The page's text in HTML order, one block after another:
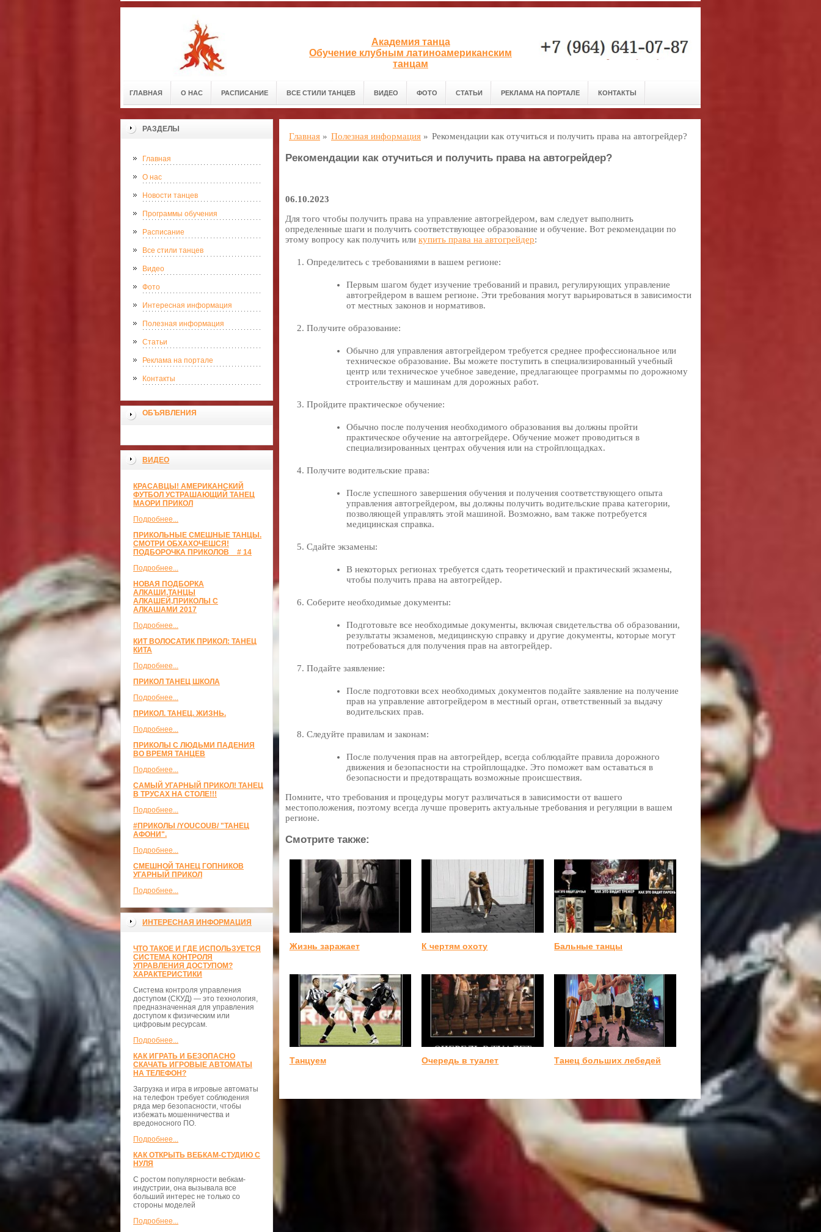
Академия танца
Обучение клубным латиноамериканским
танцам
ГЛАВНАЯ О НАС РАСПИСАНИЕ ВСЕ СТИЛИ ТАНЦЕВ ВИДЕО ФОТО СТАТЬИ РЕКЛАМА НА ПОРТАЛЕ КОНТАКТЫ
РАЗДЕЛЫ
Главная
О нас
Новости танцев
Программы обучения
Расписание
Все стили танцев
Видео
Фото
Интересная информация
Полезная информация
Статьи
Реклама на портале
Контакты
ОБЪЯВЛЕНИЯ
ВИДЕО
КРАСАВЦЫ! АМЕРИКАНСКИЙ
ФУТБОЛ УСТРАШАЮЩИЙ ТАНЕЦ
МАОРИ ПРИКОЛ
Подробнее...
ПРИКОЛЬНЫЕ СМЕШНЫЕ ТАНЦЫ.
СМОТРИ ОБХАХОЧЕШСЯ!
ПОДБОРОЧКА ПРИКОЛОВ _ # 14
Подробнее...
НОВАЯ ПОДБОРКА
АЛКАШИ,ТАНЦЫ
АЛКАШЕЙ,ПРИКОЛЫ С
АЛКАШАМИ 2017
Подробнее...
КИТ ВОЛОСАТИК ПРИКОЛ: ТАНЕЦ
КИТА
Подробнее...
ПРИКОЛ ТАНЕЦ ШКОЛА
Подробнее...
ПРИКОЛ. ТАНЕЦ. ЖИЗНЬ.
Подробнее...
ПРИКОЛЫ С ЛЮДЬМИ ПАДЕНИЯ
ВО ВРЕМЯ ТАНЦЕВ
Подробнее...
САМЫЙ УГАРНЫЙ ПРИКОЛ! ТАНЕЦ
В ТРУСАХ НА СТОЛЕ!!!
Подробнее...
#ПРИКОЛЫ /YOUCOUB/ "ТАНЕЦ
АФОНИ".
Подробнее...
СМЕШНОЙ ТАНЕЦ ГОПНИКОВ
УГАРНЫЙ ПРИКОЛ
Подробнее...
ИНТЕРЕСНАЯ ИНФОРМАЦИЯ
ЧТО ТАКОЕ И ГДЕ ИСПОЛЬЗУЕТСЯ
СИСТЕМА КОНТРОЛЯ
УПРАВЛЕНИЯ ДОСТУПОМ?
ХАРАКТЕРИСТИКИ
Система контроля управления
доступом (СКУД) — это технология,
предназначенная для управления
доступом к физическим или
цифровым ресурсам.
Подробнее...
КАК ИГРАТЬ И БЕЗОПАСНО
СКАЧАТЬ ИГРОВЫЕ АВТОМАТЫ
НА ТЕЛЕФОН?
Загрузка и игра в игровые автоматы
на телефон требует соблюдения
ряда мер безопасности, чтобы
избежать мошенничества и
вредоносного ПО.
Подробнее...
КАК ОТКРЫТЬ ВЕБКАМ-СТУДИЮ С
НУЛЯ
С ростом популярности вебкам-
индустрии, она вызывала все
больший интерес не только со
стороны моделей
Подробнее...
Главная » Полезная информация » Рекомендации как отучиться и получить права на автогрейдер?
Рекомендации как отучиться и получить права на автогрейдер?
06.10.2023
Для того чтобы получить права на управление автогрейдером, вам следует выполнить
определенные шаги и получить соответствующее образование и обучение. Вот рекомендации по
этому вопросу как получить или купить права на автогрейдер:
Определитесь с требованиями в вашем регионе:
Первым шагом будет изучение требований и правил, регулирующих управление
автогрейдером в вашем регионе. Эти требования могут варьироваться в зависимости
от местных законов и нормативов.
Получите образование:
Обычно для управления автогрейдером требуется среднее профессиональное или
техническое образование. Вы можете поступить в специализированный учебный
центр или техническое учебное заведение, предлагающее программы по дорожному
строительству и машинам для дорожных работ.
Пройдите практическое обучение:
Обычно после получения необходимого образования вы должны пройти
практическое обучение на автогрейдере. Обучение может проводиться в
специализированных центрах обучения или на стройплощадках.
Получите водительские права:
После успешного завершения обучения и получения соответствующего опыта
управления автогрейдером, вы должны получить водительские права категории,
позволяющей управлять этой машиной. Возможно, вам также потребуется
медицинская справка.
Сдайте экзамены:
В некоторых регионах требуется сдать теоретический и практический экзамены,
чтобы получить права на автогрейдер.
Соберите необходимые документы:
Подготовьте все необходимые документы, включая свидетельства об образовании,
результаты экзаменов, медицинскую справку и другие документы, которые могут
потребоваться для получения прав на автогрейдер.
Подайте заявление:
После подготовки всех необходимых документов подайте заявление на получение
прав на управление автогрейдером в местный орган, ответственный за выдачу
водительских прав.
Следуйте правилам и законам:
После получения прав на автогрейдер, всегда соблюдайте правила дорожного
движения и безопасности на стройплощадке. Это поможет вам оставаться в
безопасности и предотвращать возможные происшествия.
Помните, что требования и процедуры могут различаться в зависимости от вашего
местоположения, поэтому всегда лучше проверить актуальные требования и регуляции в вашем
регионе.
Смотрите также:
Жизнь заражает К чертям охоту Бальные танцы
Танцуем Очередь в туалет Танец больших лебедей